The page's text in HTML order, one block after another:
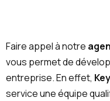
Faire appel à notre
vous permet de
entreprise. En effet,
service une équipe